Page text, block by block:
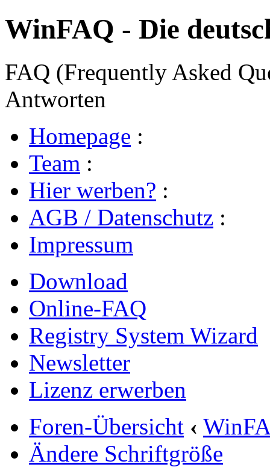
WinFAQ - Die
FAQ (Frequently Asked
Antworten
Homepage :
Team :
Hier werben? :
AGB / Datenschutz :
Impressum
Download
Online-FAQ
Registry System Wizard
Newsletter
Lizenz erwerben
Foren-Übersicht ‹
Ändere Schriftgröße